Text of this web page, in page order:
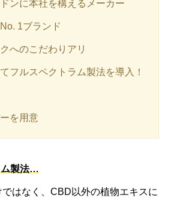
ンに本社を構えるメーカー
1ブランド
へのこだわりアリ
フルスペクトラム製法を導入！
を用意
ム製法…
はなく、CBD以外の植物エキスに